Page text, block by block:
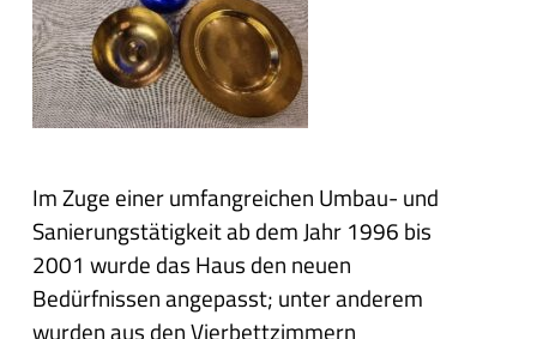
Im Zuge einer umfangreichen Umbau- und
Sanierungstätigkeit ab dem Jahr 1996 bis
2001 wurde das Haus den neuen
Bedürfnissen angepasst; unter anderem
wurden aus den Vierbettzimmern